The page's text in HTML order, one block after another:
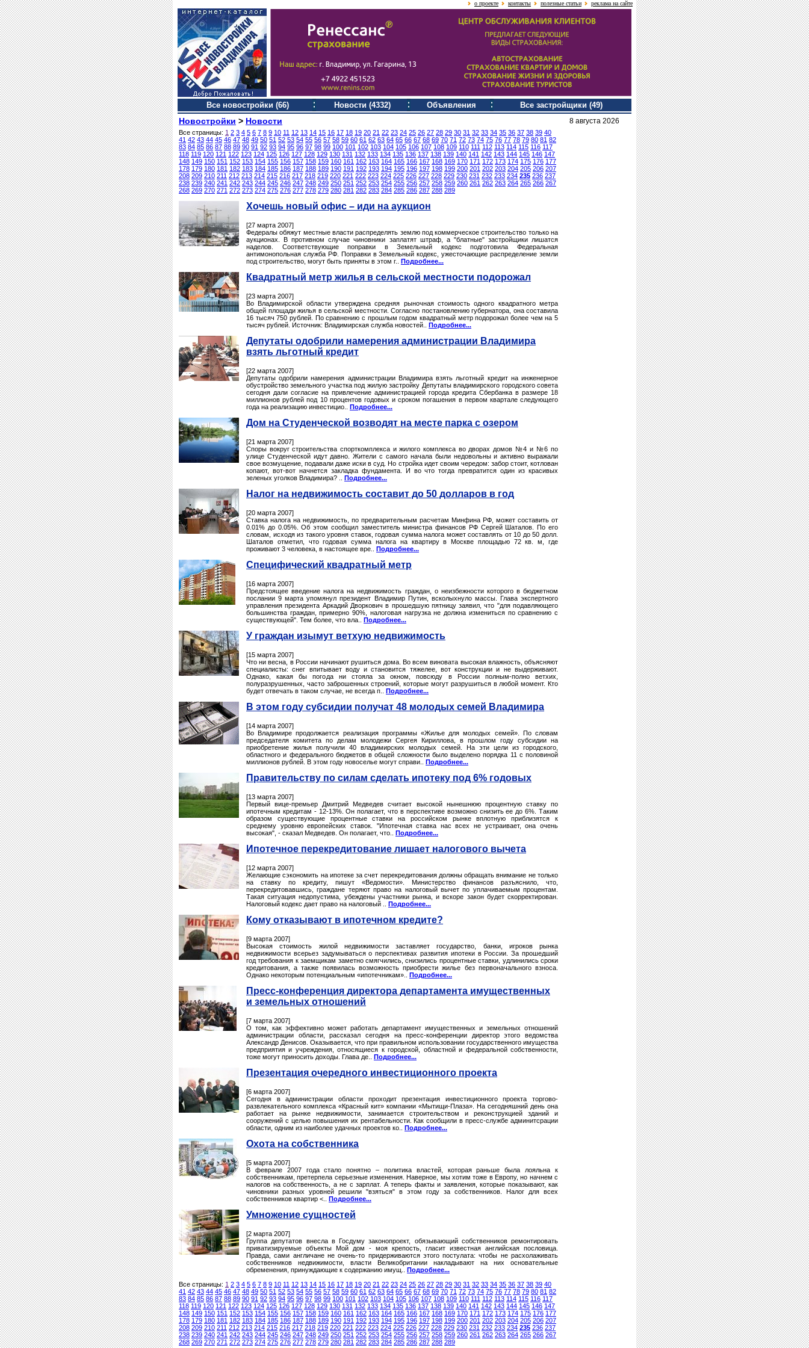
о проекте контакты полезные статьи реклама на сайте
Все новостройки (66) Новости (4332) Объявления Все застройщики (49)
Новостройки > Новости 8 августа 2026
Все страницы: 1 2 3 4 5 6 7 8 9 10 11 12 13 14 15 16 17 18 19 20 21 22 23 24 25 26 27 28 29 30 31 32 33 34 35 36 37 38 39 40
41 42 43 44 45 46 47 48 49 50 51 52 53 54 55 56 57 58 59 60 61 62 63 64 65 66 67 68 69 70 71 72 73 74 75 76 77 78 79 80 81 82
83 84 85 86 87 88 89 90 91 92 93 94 95 96 97 98 99 100 101 102 103 104 105 106 107 108 109 110 111 112 113 114 115 116 117
118 119 120 121 122 123 124 125 126 127 128 129 130 131 132 133 134 135 136 137 138 139 140 141 142 143 144 145 146 147
148 149 150 151 152 153 154 155 156 157 158 159 160 161 162 163 164 165 166 167 168 169 170 171 172 173 174 175 176 177
178 179 180 181 182 183 184 185 186 187 188 189 190 191 192 193 194 195 196 197 198 199 200 201 202 203 204 205 206 207
208 209 210 211 212 213 214 215 216 217 218 219 220 221 222 223 224 225 226 227 228 229 230 231 232 233 234 235 236 237
238 239 240 241 242 243 244 245 246 247 248 249 250 251 252 253 254 255 256 257 258 259 260 261 262 263 264 265 266 267
268 269 270 271 272 273 274 275 276 277 278 279 280 281 282 283 284 285 286 287 288 289
Хочешь новый офис – иди на аукцион
[27 марта 2007]
Федералы обяжут местные власти распределять землю под коммерческое строительство только на
аукционах. В противном случае чиновники заплатят штраф, а "блатные" застройщики лишатся
наделов. Соответствующие поправки в Земельный кодекс подготовила Федеральная
антимонопольная служба РФ. Поправки в Земельный кодекс, ужесточающие распределение земли
под строительство, могут быть приняты в этом г.. Подробнее...
Квадратный метр жилья в сельской местности подорожал
[23 марта 2007]
Во Владимирской области утверждена средняя рыночная стоимость одного квадратного метра
общей площади жилья в сельской местности. Согласно постановлению губернатора, она составила
16 тысяч 750 рублей. По сравнению с прошлым годом квадратный метр подорожал более чем на 5
тысяч рублей. Источник: Владимирская служба новостей.. Подробнее...
Депутаты одобрили намерения администрации Владимира
взять льготный кредит
[22 марта 2007]
Депутаты одобрили намерения администрации Владимира взять льготный кредит на инженерное
обустройство земельного участка под жилую застройку Депутаты владимирского городского совета
сегодня дали согласие на привлечение администрацией города кредита Сбербанка в размере 18
миллионов рублей под 10 процентов годовых и сроком погашения в первом квартале следующего
года на реализацию инвестицио.. Подробнее...
Дом на Студенческой возводят на месте парка с озером
[21 марта 2007]
Споры вокруг строительства спорткомплекса и жилого комплекса во дворах домов №4 и №6 по
улице Студенческой идут давно. Жители с самого начала были недовольны и активно выражали
свое возмущение, подавали даже иски в суд. Но стройка идет своим чередом: забор стоит, котлован
копают, вот-вот начнется закладка фундамента. И во что тогда превратится один из красивых
зеленых уголков Владимира? .. Подробнее...
Налог на недвижимость составит до 50 долларов в год
[20 марта 2007]
Ставка налога на недвижимость, по предварительным расчетам Минфина РФ, может составить от
0.01% до 0.05%. Об этом сообщил заместитель министра финансов РФ Сергей Шаталов. По его
словам, исходя из такого уровня ставок, годовая сумма налога может составлять от 10 до 50 долл.
Шаталов отметил, что годовая сумма налога на квартиру в Москве площадью 72 кв. м, где
проживают 3 человека, в настоящее вре.. Подробнее...
Специфический квадратный метр
[16 марта 2007]
Предстоящее введение налога на недвижимость граждан, о неизбежности которого в бюджетном
послании 9 марта упомянул президент Владимир Путин, всколыхнуло массы. Глава экспертного
управления президента Аркадий Дворкович в прошедшую пятницу заявил, что "для подавляющего
большинства граждан, примерно 90%, налоговая нагрузка не должна измениться по сравнению с
существующей". Тем более, что вла.. Подробнее...
У граждан изымут ветхую недвижимость
[15 марта 2007]
Что ни весна, в России начинают рушиться дома. Во всем виновата высокая влажность, объясняют
специалисты: снег впитывает воду и становится тяжелее, вот конструкции и не выдерживают.
Однако, какая бы погода ни стояла за окном, повсюду в России полным-полно ветхих,
полуразрушенных, часто заброшенных строений, которые могут разрушиться в любой момент. Кто
будет отвечать в таком случае, не всегда п.. Подробнее...
В этом году субсидии получат 48 молодых семей Владимира
[14 марта 2007]
Во Владимире продолжается реализация программы «Жилье для молодых семей». По словам
председателя комитета по делам молодежи Сергея Кириллова, в прошлом году субсидии на
приобретение жилья получили 40 владимирских молодых семей. На эти цели из городского,
областного и федерального бюджетов в общей сложности было выделено порядка 11 с половиной
миллионов рублей. В этом году новоселье могут справи.. Подробнее...
Правительству по силам сделать ипотеку под 6% годовых
[13 марта 2007]
Первый вице-премьер Дмитрий Медведев считает высокой нынешнюю процентную ставку по
ипотечным кредитам - 12-13%. Он полагает, что в перспективе возможно снизить ее до 6%. Таким
образом существующие процентные ставки на российском рынке вплотную приблизятся к
среднему уровню европейских ставок. "Ипотечная ставка нас всех не устраивает, она очень
высокая", - сказал Медведев. Он полагает, что.. Подробнее...
Ипотечное перекредитование лишает налогового вычета
[12 марта 2007]
Желающие сэкономить на ипотеке за счет перекредитования должны обращать внимание не только
на ставку по кредиту, пишут «Ведомости». Министерство финансов разъяснило, что,
перекредитовавшись, граждане теряют право на налоговый вычет по уплачиваемым процентам.
Такая ситуация недопустима, убеждены участники рынка, и вскоре закон будет скорректирован.
Налоговый кодекс дает право на налоговый .. Подробнее...
Кому отказывают в ипотечном кредите?
[9 марта 2007]
Высокая стоимость жилой недвижимости заставляет государство, банки, игроков рынка
недвижимости всерьез задумываться о перспективах развития ипотеки в России. За прошедший
год требования к заемщикам заметно смягчились, снизились процентные ставки, удлинились сроки
кредитования, а также появилась возможность приобрести жилье без первоначального взноса.
Однако некоторым потенциальным «ипотечникам».. Подробнее...
Пресс-конференция директора департамента имущественных
и земельных отношений
[7 марта 2007]
О том, как эффективно может работать департамент имущественных и земельных отношений
администрации области, рассказал сегодня на пресс-конференции директор этого ведомства
Александр Денисов. Оказывается, что при правильном использовании государственного имущества
предприятия и учреждения, относящиеся к городской, областной и федеральной собственности,
тоже могут приносить доходы. Глава де.. Подробнее...
Презентация очередного инвестиционного проекта
[6 марта 2007]
Сегодня в администрации области проходит презентация инвестиционного проекта торгово-
развлекательного комплекса «Красный кит» компании «Мытищи-Плаза». На сегодняшний день она
работает на рынке недвижимости, занимается строительством и реконструкцией зданий и
сооружений с целью повышения их рентабельности. Как сообщили в пресс-службе админитсрации
области, одним из наиболее удачных проектов ко.. Подробнее...
Охота на собственника
[5 марта 2007]
В феврале 2007 года стало понятно – политика властей, которая раньше была лояльна к
собственникам, претерпела серьезные изменения. Наверное, мы хотим тоже в Европу, но начнем с
налогов на собственность, а не с зарплат. А теперь факты и заявления, которые показывают, как
чиновники разных уровней решили "взяться" в этом году за собственников. Налог для всех
собственников квартир <.. Подробнее...
Умножение сущностей
[2 марта 2007]
Группа депутатов внесла в Госдуму законопроект, обязывающий собственников ремонтировать
приватизируемые объекты Мой дом - моя крепость, гласит известная английская пословица.
Правда, сами англичане не очень-то придерживаются этого постулата: чтобы не расхолаживать
собственников недвижимости, власти Великобритании накладывают на них основательные
обременения, принуждающие к содержанию имущ.. Подробнее...
Все страницы: 1 2 3 4 5 6 7 8 9 10 11 12 13 14 15 16 17 18 19 20 21 22 23 24 25 26 27 28 29 30 31 32 33 34 35 36 37 38 39 40
41 42 43 44 45 46 47 48 49 50 51 52 53 54 55 56 57 58 59 60 61 62 63 64 65 66 67 68 69 70 71 72 73 74 75 76 77 78 79 80 81 82
83 84 85 86 87 88 89 90 91 92 93 94 95 96 97 98 99 100 101 102 103 104 105 106 107 108 109 110 111 112 113 114 115 116 117
118 119 120 121 122 123 124 125 126 127 128 129 130 131 132 133 134 135 136 137 138 139 140 141 142 143 144 145 146 147
148 149 150 151 152 153 154 155 156 157 158 159 160 161 162 163 164 165 166 167 168 169 170 171 172 173 174 175 176 177
178 179 180 181 182 183 184 185 186 187 188 189 190 191 192 193 194 195 196 197 198 199 200 201 202 203 204 205 206 207
208 209 210 211 212 213 214 215 216 217 218 219 220 221 222 223 224 225 226 227 228 229 230 231 232 233 234 235 236 237
238 239 240 241 242 243 244 245 246 247 248 249 250 251 252 253 254 255 256 257 258 259 260 261 262 263 264 265 266 267
268 269 270 271 272 273 274 275 276 277 278 279 280 281 282 283 284 285 286 287 288 289